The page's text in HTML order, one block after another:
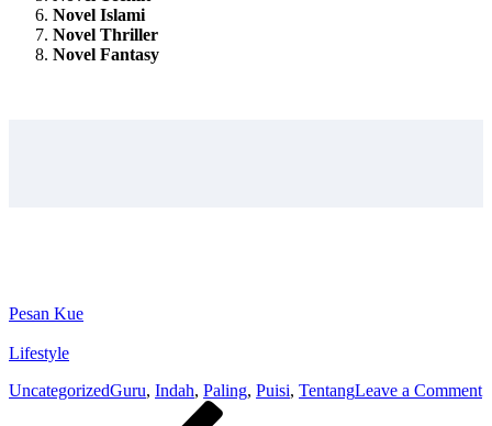
Novel Islami
Novel Thriller
Novel Fantasy
Pesan Kue
Lifestyle
UncategorizedGuru, Indah, Paling, Puisi, TentangLeave a Comment